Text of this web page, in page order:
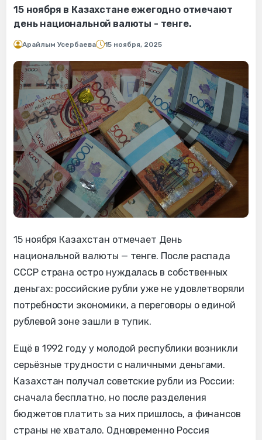
15 ноября в Казахстане ежегодно отмечают
день национальной валюты - тенге.
Арайлым Усербаева 15 ноября, 2025
15 ноября Казахстан отмечает День
национальной валюты — тенге. После распада
СССР страна остро нуждалась в собственных
деньгах: российские рубли уже не удовлетворяли
потребности экономики, а переговоры о единой
рублевой зоне зашли в тупик.
Ещё в 1992 году у молодой республики возникли
серьёзные трудности с наличными деньгами.
Казахстан получал советские рубли из России:
сначала бесплатно, но после разделения
бюджетов платить за них пришлось, а финансов
страны не хватало. Одновременно Россия